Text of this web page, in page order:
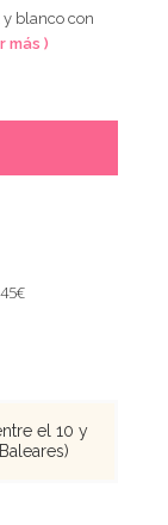
y blanco con
más )
el 10 y